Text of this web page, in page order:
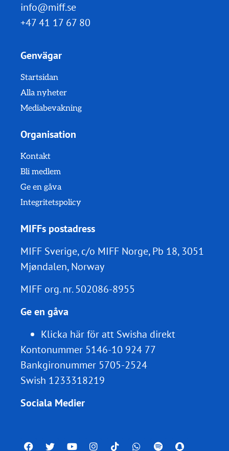
info@miff.se
+47 41 17 67 80
Genvägar
Startsidan
Alla nyheter
Mediabevakning
Organisation
Kontakt
Bli medlem
Ge en gåva
Integritetspolicy
MIFFs postadress
MIFF Sverige, c/o MIFF Norge, Pb 18, 3051
Mjøndalen, Norway
MIFF org. nr.502086-8955
Ge en gåva
Klicka här för att Swisha direkt
Kontonummer 5146-10 924 77
Bankgironummer 5705-2524
Swish 1233318219
Sociala Medier